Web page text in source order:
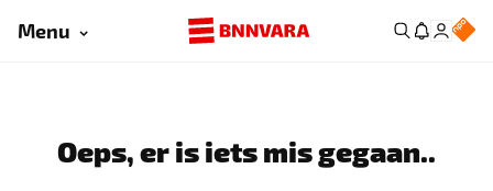
Menu
Oeps, er is iets mis gegaan..